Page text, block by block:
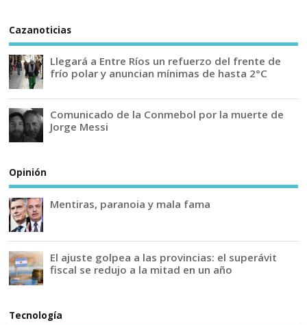
Cazanoticias
Llegará a Entre Ríos un refuerzo del frente de
frío polar y anuncian mínimas de hasta 2°C
Comunicado de la Conmebol por la muerte de
Jorge Messi
Opinión
Mentiras, paranoia y mala fama
El ajuste golpea a las provincias: el superávit
fiscal se redujo a la mitad en un año
Tecnología